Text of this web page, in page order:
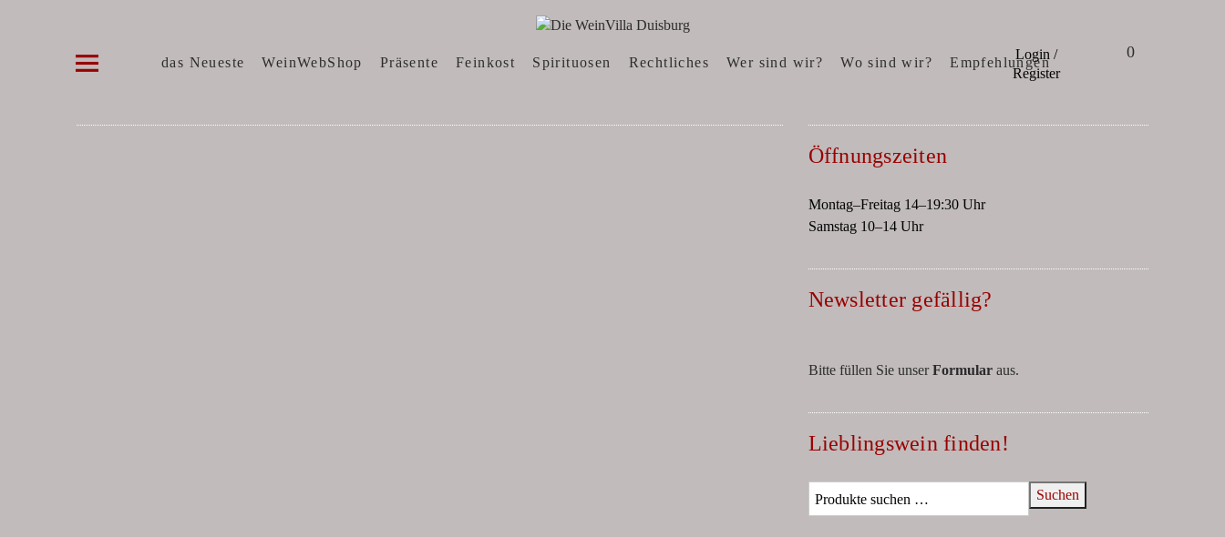
Login /
Register
0
das Neueste WeinWebShop Präsente Feinkost Spirituosen Rechtliches Wer sind wir? Wo sind wir? Empfehlungen
Öffnungszeiten
Montag–Freitag 14–19:30 Uhr
Samstag 10–14 Uhr
Newsletter gefällig?
Bitte füllen Sie unserFormularaus.
Lieblingswein finden!
Suchen